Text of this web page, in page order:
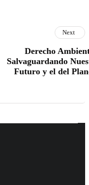
Next
Derecho
Salvaguardando
Futuro y el del